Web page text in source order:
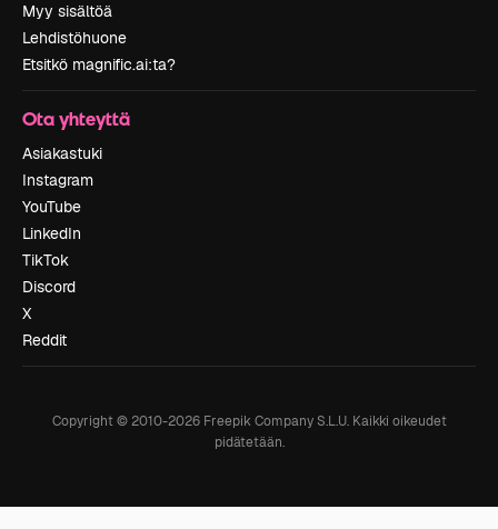
Myy sisältöä
Lehdistöhuone
Etsitkö magnific.ai:ta?
Ota yhteyttä
Asiakastuki
Instagram
YouTube
LinkedIn
TikTok
Discord
X
Reddit
Copyright © 2010-2026Freepik Company S.L.U. Kaikki oikeudet
pidätetään.